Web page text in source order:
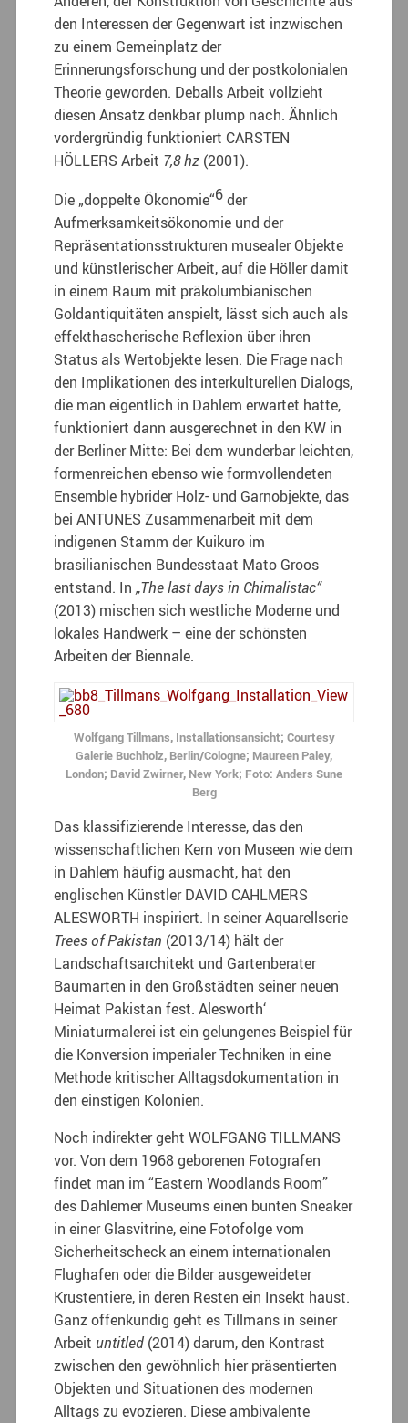
den Interessen der Gegenwart ist inzwischen
zu einem Gemeinplatz der
Erinnerungsforschung und der postkolonialen
Theorie geworden. Deballs Arbeit vollzieht
diesen Ansatz denkbar plump nach. Ähnlich
vordergründig funktioniert CARSTEN
HÖLLERS Arbeit 7,8 hz (2001).
Die „doppelte Ökonomie“6der
Aufmerksamkeitsökonomie und der
Repräsentationsstrukturen musealer Objekte
und künstlerischer Arbeit, auf die Höller damit
in einem Raum mit präkolumbianischen
Goldantiquitäten anspielt, lässt sich auch als
effekthascherische Reflexion über ihren
Status als Wertobjekte lesen. Die Frage nach
den Implikationen des interkulturellen Dialogs,
die man eigentlich in Dahlem erwartet hatte,
funktioniert dann ausgerechnet in den KW in
der Berliner Mitte: Bei dem wunderbar leichten,
formenreichen ebenso wie formvollendeten
Ensemble hybrider Holz- und Garnobjekte, das
bei ANTUNES Zusammenarbeit mit dem
indigenen Stamm der Kuikuro im
brasilianischen Bundesstaat Mato Groos
entstand. In„The last days in Chimalistac“
(2013) mischen sich westliche Moderne und
lokales Handwerk – eine der schönsten
Arbeiten der Biennale.
Wolfgang Tillmans, Installationsansicht; Courtesy
Galerie Buchholz, Berlin/Cologne; Maureen Paley,
London; David Zwirner, New York; Foto: Anders Sune
Berg
Das klassifizierende Interesse, das den
wissenschaftlichen Kern von Museen wie dem
in Dahlem häufig ausmacht, hat den
englischen Künstler DAVID CAHLMERS
ALESWORTH inspiriert. In seiner Aquarellserie
Trees of Pakistan (2013/14) hält der
Landschaftsarchitekt und Gartenberater
Baumarten in den Großstädten seiner neuen
Heimat Pakistan fest. Alesworth‘
Miniaturmalerei ist ein gelungenes Beispiel für
die Konversion imperialer Techniken in eine
Methode kritischer Alltagsdokumentation in
den einstigen Kolonien.
Noch indirekter geht WOLFGANG TILLMANS
vor. Von dem 1968 geborenen Fotografen
findet man im “Eastern Woodlands Room”
des Dahlemer Museums einen bunten Sneaker
in einer Glasvitrine, eine Fotofolge vom
Sicherheitscheck an einem internationalen
Flughafen oder die Bilder ausgeweideter
Krustentiere, in deren Resten ein Insekt haust.
Ganz offenkundig geht es Tillmans in seiner
Arbeit untitled (2014) darum, den Kontrast
zwischen den gewöhnlich hier präsentierten
Objekten und Situationen des modernen
Alltags zu evozieren. Diese ambivalente